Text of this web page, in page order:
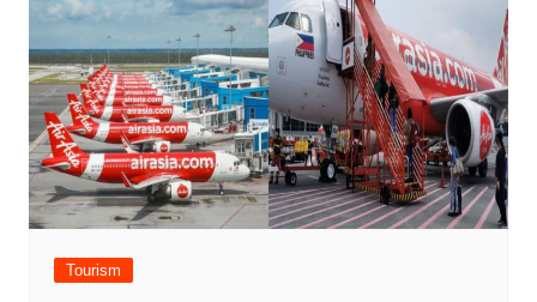
Tourism